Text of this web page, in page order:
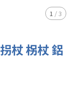
1 /3
杖 柺杖 鋁